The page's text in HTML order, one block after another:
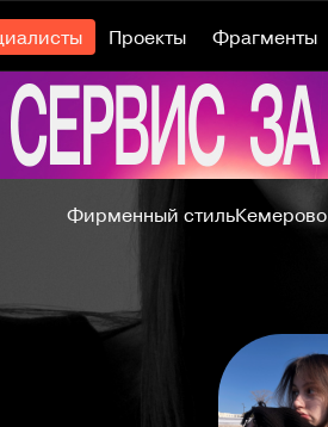
Проекты Фрагменты
Фирменный стильКемерово